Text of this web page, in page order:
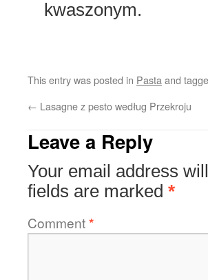
kwaszonym.
This entry was posted in Pasta and
← Lasagne z pesto według Przekroju
Leave a Reply
Your email address
fields are marked *
Comment*